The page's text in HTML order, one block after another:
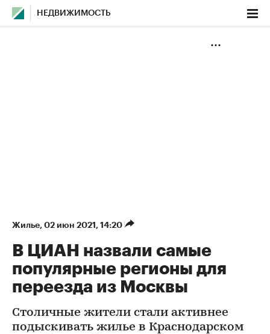
НЕДВИЖИМОСТЬ
Жилье⁠, 02 июн 2021, 14:20
В ЦИАН назвали самые
популярные регионы для
переезда из Москвы
Столичные жители стали активнее
подыскивать жилье в Краснодарском